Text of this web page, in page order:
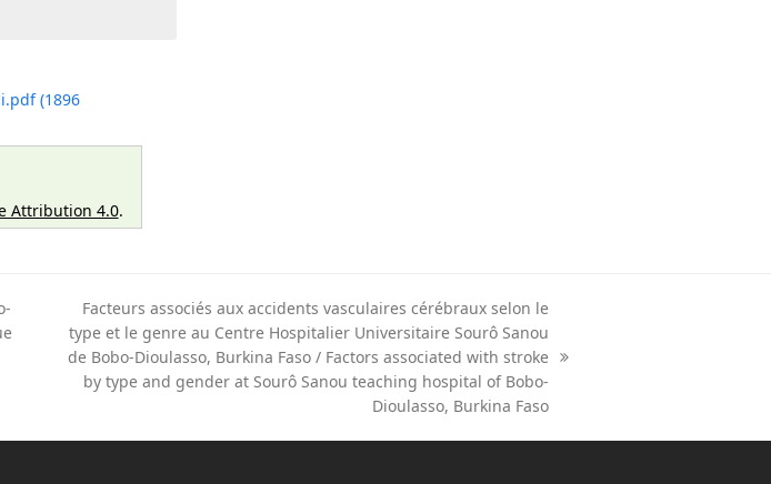
(1896
Attribution 4.0.
next
post:
Facteurs associés aux accidents vasculaires cérébraux selon le
type et le genre au Centre Hospitalier Universitaire Sourô Sanou
de Bobo-Dioulasso, Burkina Faso / Factors associated with stroke
by type and gender at Sourô Sanou teaching hospital of Bobo-
Dioulasso, Burkina Faso